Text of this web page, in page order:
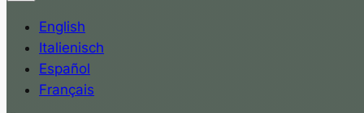
English
Italienisch
Español
Français